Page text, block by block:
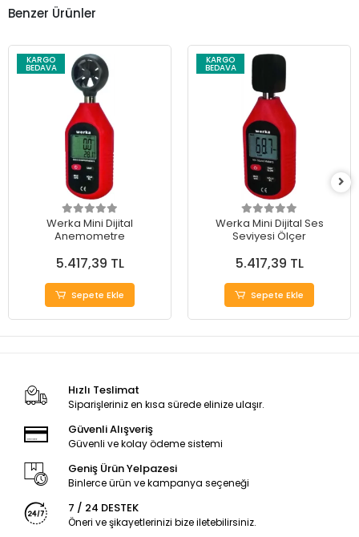
Benzer Ürünler
KARGO
BEDAVA
Werka Mini Dijital
Anemometre
5.417,39 TL
Sepete Ekle
KARGO
BEDAVA
Werka Mini Dijital Ses
Seviyesi Ölçer
5.417,39 TL
Sepete Ekle
Hızlı Teslimat
Siparişleriniz en kısa sürede elinize ulaşır.
Güvenli Alışveriş
Güvenli ve kolay ödeme sistemi
Geniş Ürün Yelpazesi
Binlerce ürün ve kampanya seçeneği
7 / 24 DESTEK
Öneri ve şikayetlerinizi bize iletebilirsiniz.